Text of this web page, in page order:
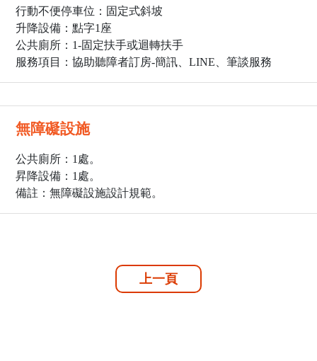
行動不便停車位：固定式斜坡
升降設備：點字1座
公共廁所：1-固定扶手或迴轉扶手
服務項目：協助聽障者訂房-簡訊、LINE、筆談服務
無障礙設施
公共廁所：1處。
昇降設備：1處。
備註：無障礙設施設計規範。
上一頁